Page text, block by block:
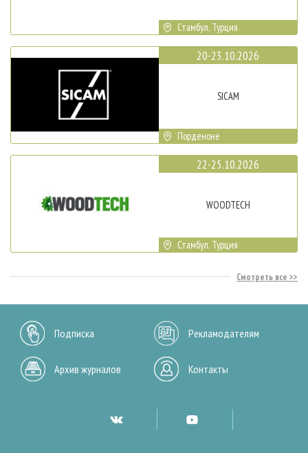
Стамбул, Турция
20-23.10.2026
SICAM
Порденоне
22-25.10.2026
WOODTECH
Стамбул, Турция
Смотреть все
Подписка Рекламодателям
Архив журналов Контакты